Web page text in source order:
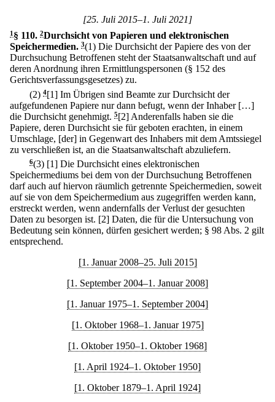
[25. Juli 2015–1. Juli 2021]
1§ 110. 2Durchsicht von Papieren und elektronischen
Speichermedien. 3(1) Die Durchsicht der Papiere des von der
Durchsuchung Betroffenen steht der Staatsanwaltschaft und auf
deren Anordnung ihren Ermittlungspersonen (§ 152 des
Gerichtsverfassungsgesetzes) zu.
(2) 4[1] Im Übrigen sind Beamte zur Durchsicht der
aufgefundenen Papiere nur dann befugt, wenn der Inhaber […]
die Durchsicht genehmigt. 5[2] Anderenfalls haben sie die
Papiere, deren Durchsicht sie für geboten erachten, in einem
Umschlage, [der] in Gegenwart des Inhabers mit dem Amtssiegel
zu verschließen ist, an die Staatsanwaltschaft abzuliefern.
6(3) [1] Die Durchsicht eines elektronischen
Speichermediums bei dem von der Durchsuchung Betroffenen
darf auch auf hiervon räumlich getrennte Speichermedien, soweit
auf sie von dem Speichermedium aus zugegriffen werden kann,
erstreckt werden, wenn andernfalls der Verlust der gesuchten
Daten zu besorgen ist. [2] Daten, die für die Untersuchung von
Bedeutung sein können, dürfen gesichert werden; § 98 Abs. 2 gilt
entsprechend.
[1. Januar 2008–25. Juli 2015]
[1. September 2004–1. Januar 2008]
[1. Januar 1975–1. September 2004]
[1. Oktober 1968–1. Januar 1975]
[1. Oktober 1950–1. Oktober 1968]
[1. April 1924–1. Oktober 1950]
[1. Oktober 1879–1. April 1924]